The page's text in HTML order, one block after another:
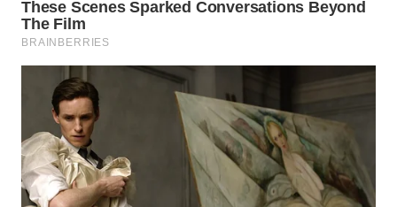
WN
TEBING
TINGGI
WN
PAKPAK
WN